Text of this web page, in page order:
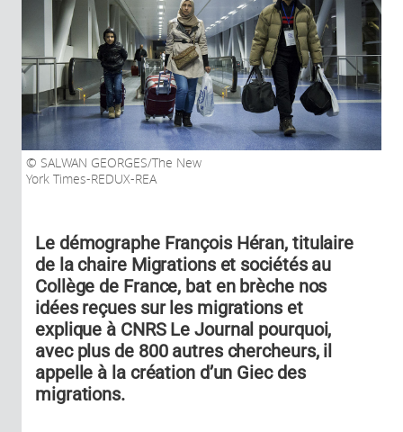
SALWAN GEORGES/The New
York Times-REDUX-REA
Le démographe François Héran, titulaire
de la chaire Migrations et sociétés au
Collège de France, bat en brèche nos
idées reçues sur les migrations et
explique à CNRS Le Journal pourquoi,
avec plus de 800 autres chercheurs, il
appelle à la création d’un Giec des
migrations.